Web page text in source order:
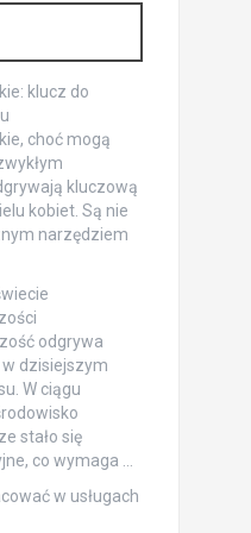
klucz do
choć mogą
kluczową
kobiet. Są nie
narzędziem
odgrywa
dzisiejszym
W ciągu
stało się
co wymaga …
w usługach